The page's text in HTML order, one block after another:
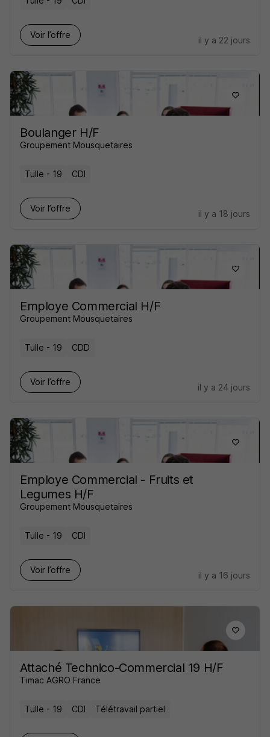
Voir l’offre
il y a 22 jours
Boulanger H/F
Groupement Mousquetaires
Tulle - 19 CDI
Voir l’offre
il y a 18 jours
Employe Commercial H/F
Groupement Mousquetaires
Tulle - 19 CDD
Voir l’offre
il y a 24 jours
Employe Commercial - Fruits et
Legumes H/F
Groupement Mousquetaires
Tulle - 19 CDI
Voir l’offre
il y a 16 jours
Attaché Technico-Commercial 19 H/F
Timac AGRO France
Tulle - 19 CDI Télétravail partiel